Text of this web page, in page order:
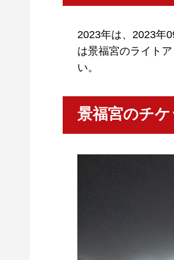
2023年は、2023年
は景福宮のライト
い。
景福宮のチ